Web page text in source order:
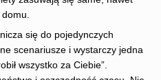
się do pojedynczych
scenariusze i wystarczy jedna
wszystko za Ciebie”.